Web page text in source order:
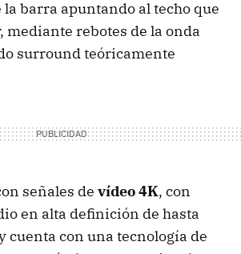
la barra apuntando al techo que
mediante rebotes de la onda
surround teóricamente
señales de vídeo 4K, con
en alta definición de hasta
cuenta con una tecnología de